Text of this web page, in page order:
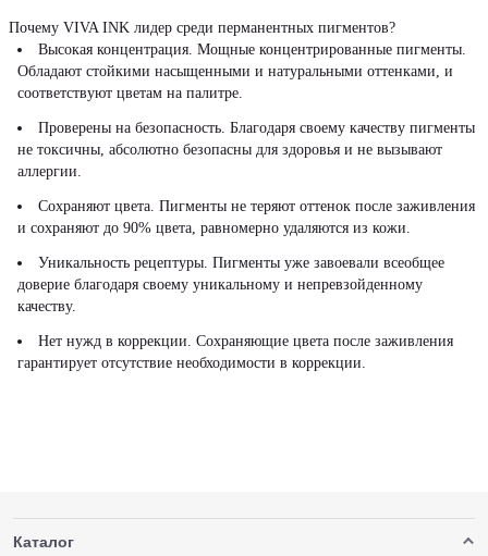
Почему VIVA INK лидер среди перманентных пигментов?
Высокая концентрация. Мощные концентрированные пигменты.
Обладают стойкими насыщенными и натуральными оттенками, и
соответствуют цветам на палитре.
Проверены на безопасность. Благодаря своему качеству пигменты
не токсичны, абсолютно безопасны для здоровья и не вызывают
аллергии.
Сохраняют цвета. Пигменты не теряют оттенок после заживления
и сохраняют до 90% цвета, равномерно удаляются из кожи.
Уникальность рецептуры. Пигменты уже завоевали всеобщее
доверие благодаря своему уникальному и непревзойденному
качеству.
Нет нужд в коррекции. Сохраняющие цвета после заживления
гарантирует отсутствие необходимости в коррекции.
Каталог